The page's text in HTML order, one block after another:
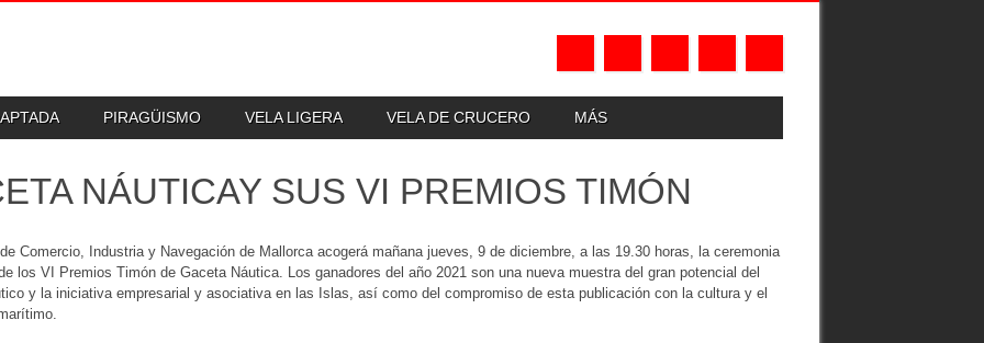
PIRAGÜISMO VELA LIGERA VELA DE CRUCERO MÁS
NÁUTICAY SUS VI PREMIOS TIMÓN
Comercio, Industria y Navegación de Mallorca acogerá mañana jueves, 9 de diciembre, a las 19.30 horas, la ceremonia
los VI Premios Timón de Gaceta Náutica. Los ganadores del año 2021 son una nueva muestra del gran potencial del
y la iniciativa empresarial y asociativa en las Islas, así como del compromiso de esta publicación con la cultura y el